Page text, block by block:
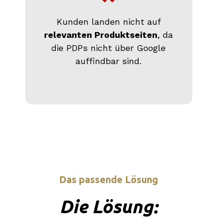
Kunden landen nicht auf
relevanten Produktseiten, da
die PDPs nicht über Google
auffindbar sind.
Das passende Lösung
Die Lösung: